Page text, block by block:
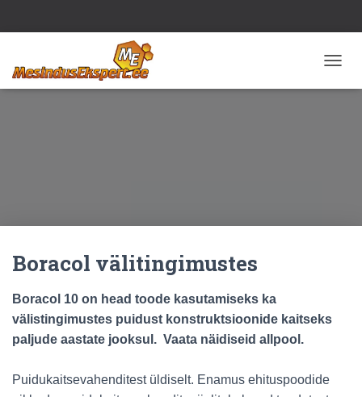
O
G
Boracol välitingimustes
Boracol 10 on head toode kasutamiseks ka
välistingimustes puidust konstruktsioonide kaitseks
paljude aastate jooksul. Vaata näidiseid allpool.
Puidukaitsevahenditest üldiselt. Enamus ehituspoodide